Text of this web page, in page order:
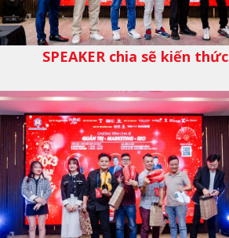
SPEAKER chia sẽ kiến thức